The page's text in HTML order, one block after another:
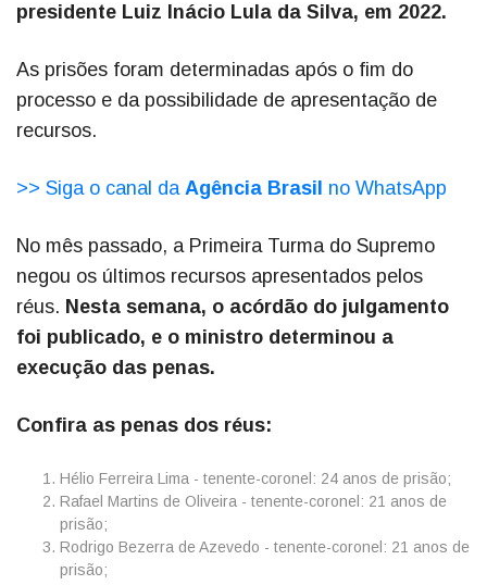
presidente Luiz Inácio Lula da Silva, em 2022.
As prisões foram determinadas após o fim do
processo e da possibilidade de apresentação de
recursos.
>> Siga o canal da Agência Brasil no WhatsApp
No mês passado, a Primeira Turma do Supremo
negou os últimos recursos apresentados pelos
réus. Nesta semana, o acórdão do julgamento
foi publicado, e o ministro determinou a
execução das penas.
Confira as penas dos réus:
Hélio Ferreira Lima - tenente-coronel: 24 anos de prisão;
Rafael Martins de Oliveira - tenente-coronel: 21 anos de
prisão;
Rodrigo Bezerra de Azevedo - tenente-coronel: 21 anos de
prisão;